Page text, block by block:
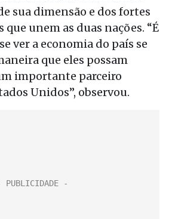
sua dimensão e dos fortes
que unem as duas nações. “É
ver a economia do país se
que eles possam
importante parceiro
Unidos”, observou.